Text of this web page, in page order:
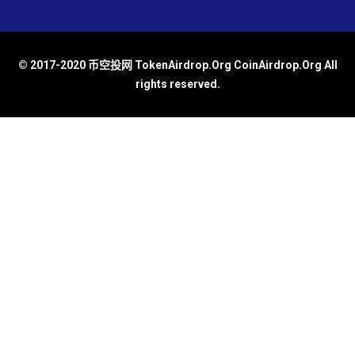
© 2017-2020 币空投网 TokenAirdrop.Org CoinAirdrop.Org All
rights reserved.